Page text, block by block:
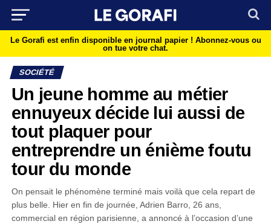
Le Gorafi est enfin disponible en journal papier ! Abonnez-vous ou
on tue votre chat.
SOCIÉTÉ
Un jeune homme au métier
ennuyeux décide lui aussi de
tout plaquer pour
entreprendre un énième foutu
tour du monde
On pensait le phénomène terminé mais voilà que cela repart de
plus belle. Hier en fin de journée, Adrien Barro, 26 ans,
commercial en région parisienne, a annoncé à l’occasion d’une